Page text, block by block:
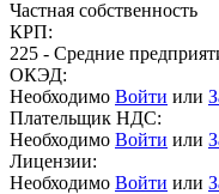
Частная собственность
КРП:
225 - Средние
ОКЭД:
Необходимо Войти или
Плательщик НДС:
Необходимо Войти или
Лицензии:
Необходимо Войти или